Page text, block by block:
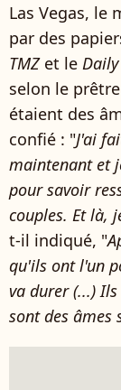
Las Vegas, le
par des
TMZet le
selon le
étaient des
confié : "J'ai
maintenant et
pour savoir
couples. Et là,
t-il indiqué, "
qu'ils ont l'un
va durer (...)
sont des âmes